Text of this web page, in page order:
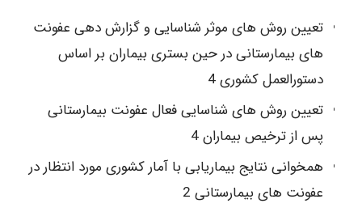
تعیین روش های موثر شناسایی و گزارش دهی عفونت
های بیمارستانی در حین بستری بیماران بر اساس
دستورالعمل کشوری 4
تعیین روش های شناسایی فعال عفونت بیمارستانی
پس از ترخیص بیماران 4
همخوانی نتایج بیماریابی با آمار کشوری مورد انتظار در
عفونت های بیمارستانی 2